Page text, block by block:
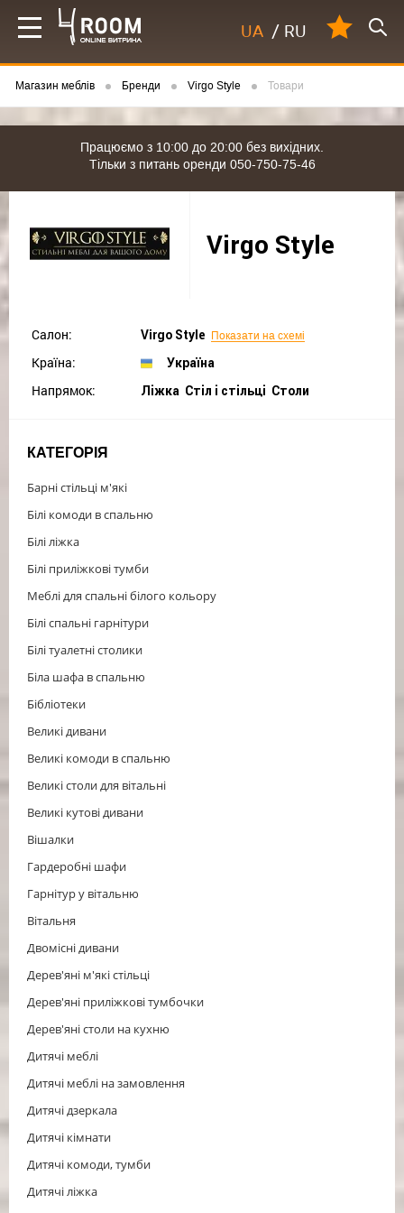
UA / RU
Магазин меблів Бренди Virgo Style Товари
Працюємо з 10:00 до 20:00 без вихідних.
Тільки з питань оренди 050-750-75-46
Virgo Style
Салон: Virgo Style Показати на схемі
Країна: Україна
Напрямок: Ліжка Cтіл і стільці Столи
КАТЕГОРІЯ
Барні стільці м'які
Білі комоди в спальню
Білі ліжка
Білі приліжкові тумби
Меблі для спальні білого кольору
Білі спальні гарнітури
Білі туалетні столики
Біла шафа в спальню
Бібліотеки
Великі дивани
Великі комоди в спальню
Великі столи для вітальні
Великі кутові дивани
Вішалки
Гардеробні шафи
Гарнітур у вітальню
Вітальня
Двомісні дивани
Дерев'яні м'які стільці
Дерев'яні приліжкові тумбочки
Дерев'яні столи на кухню
Дитячі меблі
Дитячі меблі на замовлення
Дитячі дзеркала
Дитячі кімнати
Дитячі комоди, тумби
Дитячі ліжка